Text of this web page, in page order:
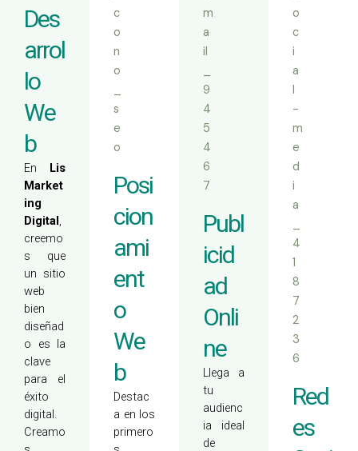
Des
arrol
lo
We
b
En Lis
Market
ing
Digital,
creemo
s que
un sitio
web
bien
diseñad
o es la
clave
para el
éxito
digital.
Creamo
Posi
cion
ami
ent
o
We
b
Destac
a en los
primero
Publ
icid
ad
Onli
ne
Llega a
tu
audienc
ia ideal
de
Red
es